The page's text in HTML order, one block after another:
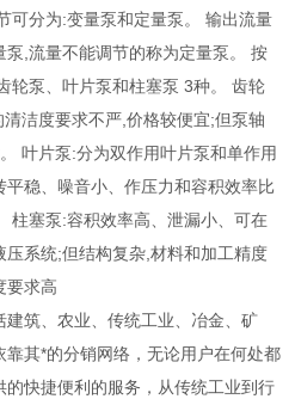
可分为:变量泵和定量泵。 输出流量
,流量不能调节的称为定量泵。 按
轮泵、叶片泵和柱塞泵 3种。 齿轮
洁度要求不严,价格较便宜;但泵轴
叶片泵:分为双作用叶片泵和单作用
稳、噪音小、作压力和容积效率比
柱塞泵:容积效率高、泄漏小、可在
系统;但结构复杂,材料和加工精度
要求高
筑、农业、传统工业、冶金、矿
其*的分销网络，无论用户在何处都
快捷便利的服务，从传统工业到行